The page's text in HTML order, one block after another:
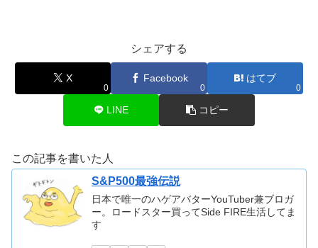
シェアする
X
0
Facebook
0
はてブ
0
LINE コピー
この記事を書いた人
S&P500最強伝説
日本で唯一のハゲアバターYouTuber兼ブロガ
ー。ロードスター買ってSide FIRE生活してま
す